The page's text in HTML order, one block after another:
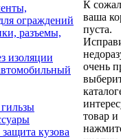
ограждений
разъемы,
изоляции
кузова
К
ваша
пуста.
очень
товар и